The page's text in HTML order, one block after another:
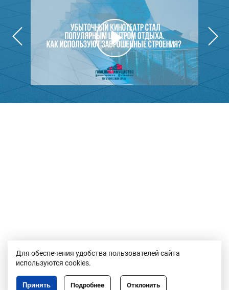
Для обеспечения удобства пользователей сайта
используются cookies.
Отклонить
Подробнее
Принять